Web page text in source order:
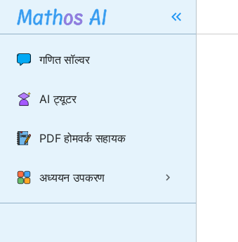
गणित सॉल्वर
AI ट्यूटर
PDF होमवर्क सहायक
अध्ययन उपकरण